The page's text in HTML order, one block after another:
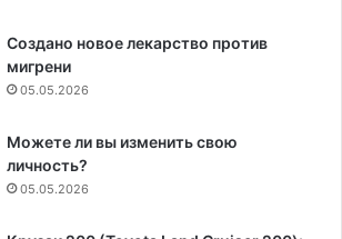
Создано новое лекарство против
мигрени
05.05.2026
Можете ли вы изменить свою
личность?
05.05.2026